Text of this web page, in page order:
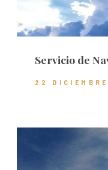
Servicio de
22